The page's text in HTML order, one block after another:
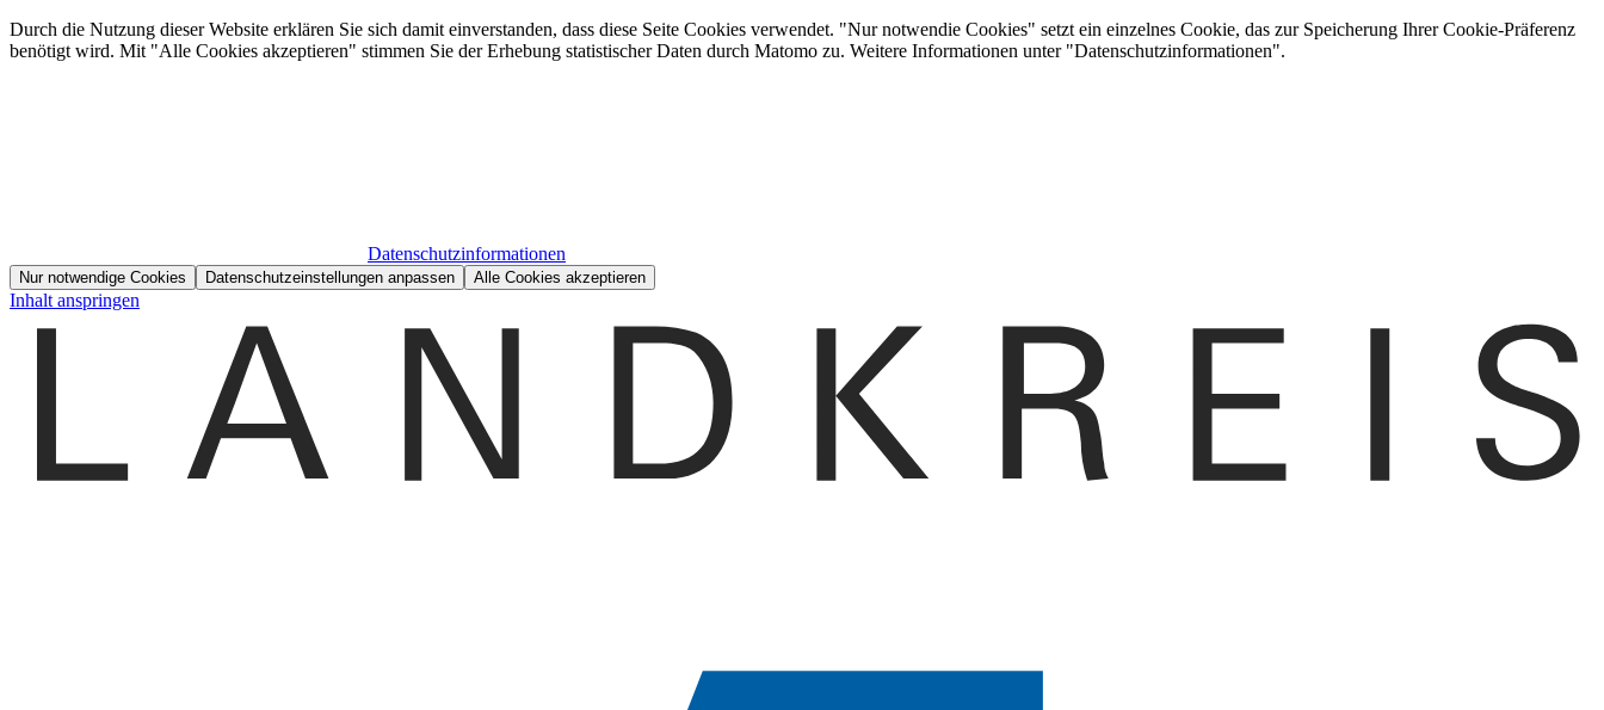
Durch die Nutzung dieser Website erklären Sie sich damit einverstanden, dass diese Seite Cookies verwendet. "Nur notwendie Cookies" setzt ein einzelnes Cookie, das zur Speicherung Ihrer Cookie-Präferenz
benötigt wird. Mit "Alle Cookies akzeptieren" stimmen Sie der Erhebung statistischer Daten durch Matomo zu. Weitere Informationen unter "Datenschutzinformationen".
Datenschutzinformationen
Nur notwendige Cookies Datenschutzeinstellungen anpassen Alle Cookies akzeptieren
Inhalt anspringen